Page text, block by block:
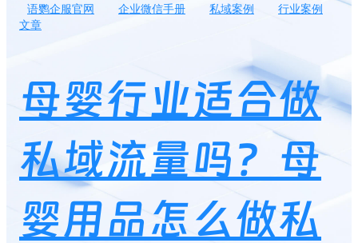
语鹦企服官网 企业微信手册 私域案例
行业案例
文章
母婴行业适合做
私域流量吗？母
婴用品怎么做私